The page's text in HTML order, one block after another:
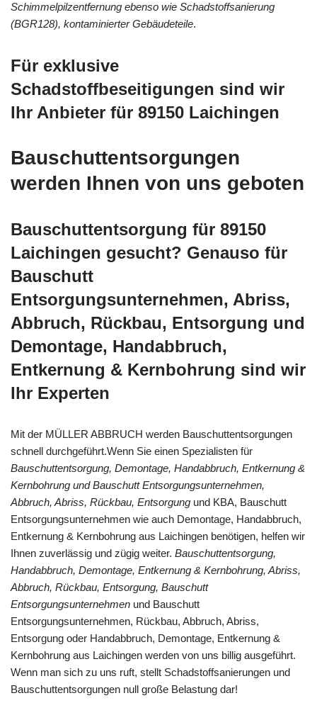
Schimmelpilzentfernung ebenso wie Schadstoffsanierung
(BGR128), kontaminierter Gebäudeteile.
Für exklusive
Schadstoffbeseitigungen sind wir
Ihr Anbieter für 89150 Laichingen
Bauschuttentsorgungen
werden Ihnen von uns geboten
Bauschuttentsorgung für 89150
Laichingen gesucht? Genauso für
Bauschutt
Entsorgungsunternehmen, Abriss,
Abbruch, Rückbau, Entsorgung und
Demontage, Handabbruch,
Entkernung & Kernbohrung sind wir
Ihr Experten
Mit der MÜLLER ABBRUCH werden Bauschuttentsorgungen
schnell durchgeführt.Wenn Sie einen Spezialisten für
Bauschuttentsorgung, Demontage, Handabbruch, Entkernung &
Kernbohrung und Bauschutt Entsorgungsunternehmen,
Abbruch, Abriss, Rückbau, Entsorgung und KBA, Bauschutt
Entsorgungsunternehmen wie auch Demontage, Handabbruch,
Entkernung & Kernbohrung aus Laichingen benötigen, helfen wir
Ihnen zuverlässig und zügig weiter. Bauschuttentsorgung,
Handabbruch, Demontage, Entkernung & Kernbohrung, Abriss,
Abbruch, Rückbau, Entsorgung, Bauschutt
Entsorgungsunternehmen und Bauschutt
Entsorgungsunternehmen, Rückbau, Abbruch, Abriss,
Entsorgung oder Handabbruch, Demontage, Entkernung &
Kernbohrung aus Laichingen werden von uns billig ausgeführt.
Wenn man sich zu uns ruft, stellt Schadstoffsanierungen und
Bauschuttentsorgungen null große Belastung dar!